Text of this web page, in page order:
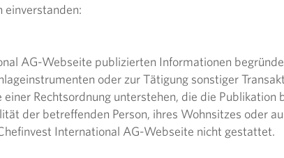
einverstanden:​
AG-Webseite publizierten Informationen
oder zur Tätigung sonstiger
Rechtsordnung unterstehen, die die
der betreffenden Person, ihres Wohnsitzes oder
International AG-Webseite nicht gestattet.​